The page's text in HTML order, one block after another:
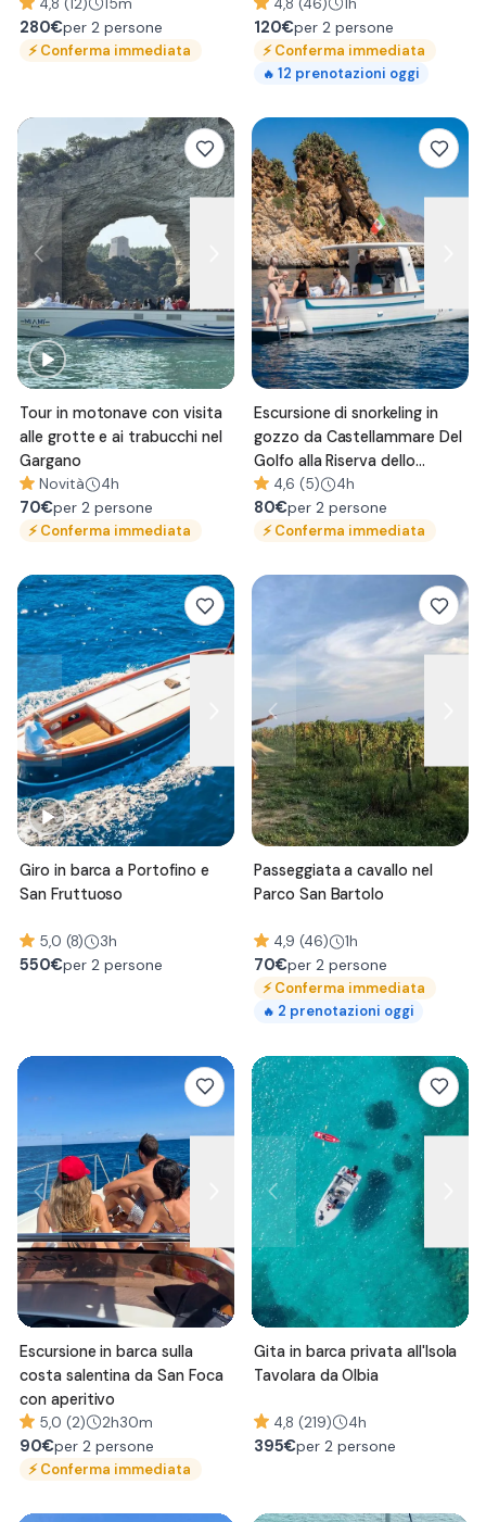
280€per 2 persone
⚡Conferma immediata
120€per 2 persone
⚡Conferma immediata
🔥 12 prenotazioni oggi
Tour in motonave con visita
alle grotte e ai trabucchi nel
Gargano
Novità 4h
70€per 2 persone
⚡Conferma immediata
Escursione di snorkeling in
gozzo da Castellammare Del
Golfo alla Riserva dello
Zingaro
4,6 (5) 4h
80€per 2 persone
⚡Conferma immediata
Giro in barca a Portofino e
San Fruttuoso
5,0 (8) 3h
550€per 2 persone
Passeggiata a cavallo nel
Parco San Bartolo
4,9 (46) 1h
70€per 2 persone
⚡Conferma immediata
🔥 2 prenotazioni oggi
Escursione in barca sulla
costa salentina da San Foca
con aperitivo
5,0 (2) 2h30m
90€per 2 persone
⚡Conferma immediata
Gita in barca privata all'Isola
Tavolara da Olbia
4,8 (219) 4h
395€per 2 persone